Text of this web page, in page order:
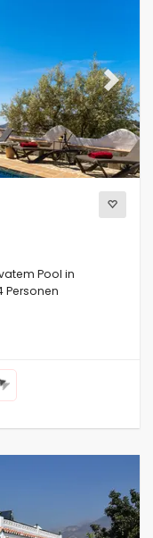
Next
Personen